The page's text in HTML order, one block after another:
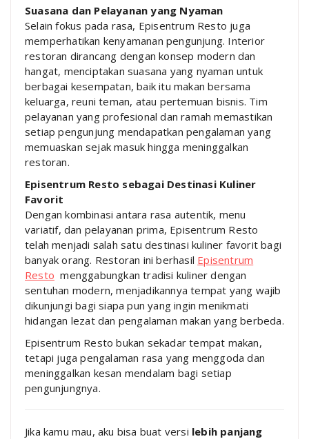
Suasana dan Pelayanan yang Nyaman
Selain fokus pada rasa, Episentrum Resto juga
memperhatikan kenyamanan pengunjung. Interior
restoran dirancang dengan konsep modern dan
hangat, menciptakan suasana yang nyaman untuk
berbagai kesempatan, baik itu makan bersama
keluarga, reuni teman, atau pertemuan bisnis. Tim
pelayanan yang profesional dan ramah memastikan
setiap pengunjung mendapatkan pengalaman yang
memuaskan sejak masuk hingga meninggalkan
restoran.
Episentrum Resto sebagai Destinasi Kuliner
Favorit
Dengan kombinasi antara rasa autentik, menu
variatif, dan pelayanan prima, Episentrum Resto
telah menjadi salah satu destinasi kuliner favorit bagi
banyak orang. Restoran ini berhasil Episentrum
Resto menggabungkan tradisi kuliner dengan
sentuhan modern, menjadikannya tempat yang wajib
dikunjungi bagi siapa pun yang ingin menikmati
hidangan lezat dan pengalaman makan yang berbeda.
Episentrum Resto bukan sekadar tempat makan,
tetapi juga pengalaman rasa yang menggoda dan
meninggalkan kesan mendalam bagi setiap
pengunjungnya.
Jika kamu mau, aku bisa buat versi lebih panjang